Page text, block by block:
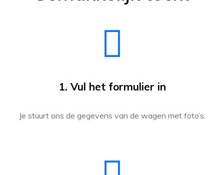
1. Vul het formulier in
Je stuurt ons de gegevens van de wagen met foto’s.